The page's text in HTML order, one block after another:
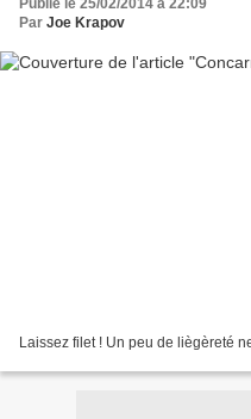
Publié le 25/02/2014 à 22:09
Par Joe Krapov
Laissez filet ! Un peu de liègèreté